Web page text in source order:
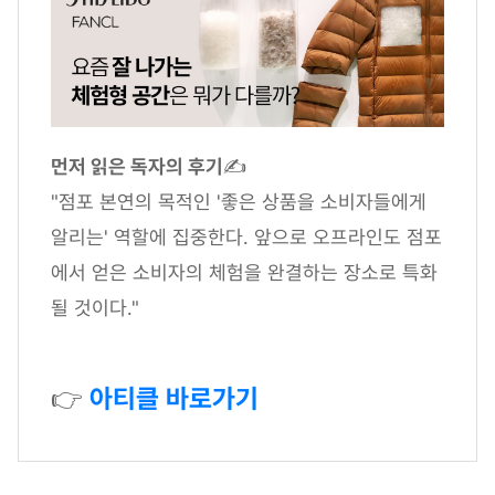
먼저 읽은 독자의 후기✍
"점포 본연의 목적인 '좋은 상품을 소비자들에게
알리는' 역할에 집중한다. 앞으로 오프라인도 점포
에서 얻은 소비자의 체험을 완결하는 장소로 특화
될 것이다."
👉 아티클 바로가기